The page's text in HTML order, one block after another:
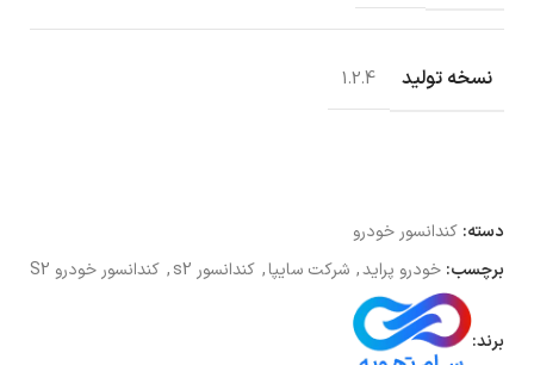
نسخه تولید 1.2.4
دسته: کندانسور خودرو
برچسب: خودرو پراید, شرکت سایپا, کندانسور s2 , کندانسور خودرو S2
برند: